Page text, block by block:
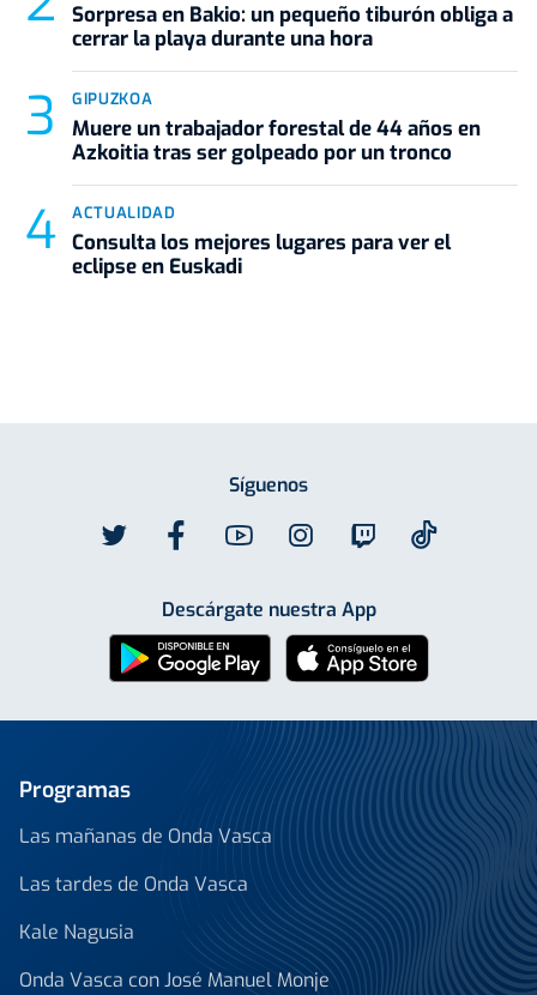
Sorpresa en Bakio: un pequeño tiburón obliga a
cerrar la playa durante una hora
GIPUZKOA
Muere un trabajador forestal de 44 años en
Azkoitia tras ser golpeado por un tronco
ACTUALIDAD
Consulta los mejores lugares para ver el
eclipse en Euskadi
Síguenos
Descárgate nuestra App
Programas
Las mañanas de Onda Vasca
Las tardes de Onda Vasca
Kale Nagusia
Onda Vasca con José Manuel Monje